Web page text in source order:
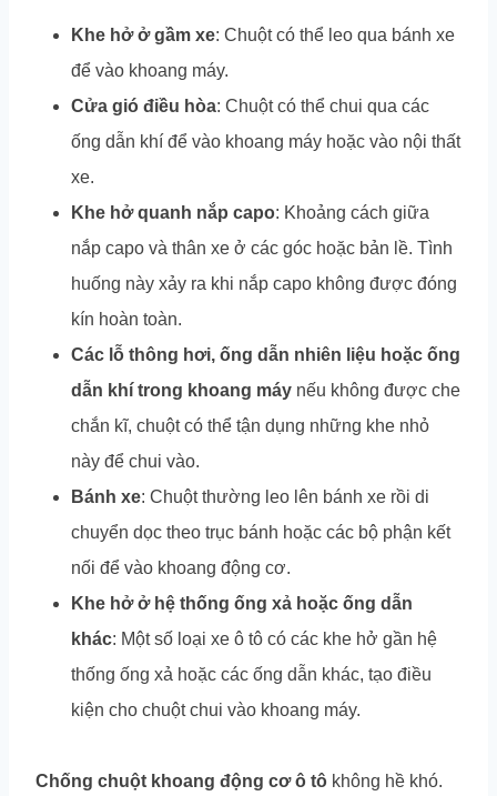
Khe hở ở gầm xe: Chuột có thể leo qua bánh xe
để vào khoang máy.
Cửa gió điều hòa: Chuột có thể chui qua các
ống dẫn khí để vào khoang máy hoặc vào nội thất
xe.
Khe hở quanh nắp capo: Khoảng cách giữa
nắp capo và thân xe ở các góc hoặc bản lề. Tình
huống này xảy ra khi nắp capo không được đóng
kín hoàn toàn.
Các lỗ thông hơi, ống dẫn nhiên liệu hoặc ống
dẫn khí trong khoang máy nếu không được che
chắn kĩ, chuột có thể tận dụng những khe nhỏ
này để chui vào.
Bánh xe: Chuột thường leo lên bánh xe rồi di
chuyển dọc theo trục bánh hoặc các bộ phận kết
nối để vào khoang động cơ.
Khe hở ở hệ thống ống xả hoặc ống dẫn
khác: Một số loại xe ô tô có các khe hở gần hệ
thống ống xả hoặc các ống dẫn khác, tạo điều
kiện cho chuột chui vào khoang máy.
Chống chuột khoang động cơ ô tô không hề khó.